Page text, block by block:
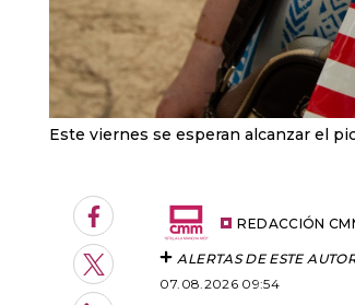
Este viernes se esperan alcanzar el
Facebook
Twitter
REDACCIÓN
ALERTAS DE ESTE
07.08.2026 09:54